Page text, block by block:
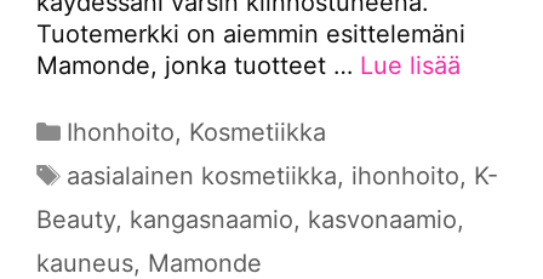
Tuotemerkki on aiemmin esittelemäni
Mamonde, jonka tuotteet … Lue lisää
Kategoriat
Ihonhoito, Kosmetiikka
Avainsanat
aasialainen kosmetiikka, ihonhoito, K-
Beauty, kangasnaamio, kasvonaamio,
kauneus, Mamonde